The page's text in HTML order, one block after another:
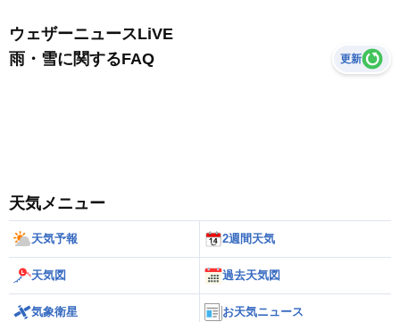
ウェザーニュースLiVE
雨・雪に関するFAQ
更新
天気メニュー
天気予報 2週間天気
天気図 過去天気図
気象衛星 お天気ニュース